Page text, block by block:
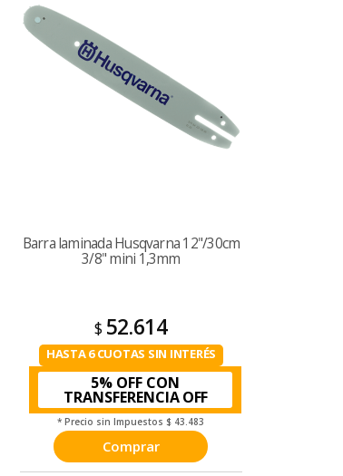
Barra laminada Husqvarna 12"/30cm
3/8" mini 1,3mm
$ 52.614
HASTA 6 CUOTAS SIN INTERÉS
5% OFF CON
TRANSFERENCIA
* Precio sin Impuestos $ 43.483
Comprar